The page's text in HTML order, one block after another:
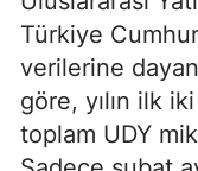
Türkiye
verilerine
göre, yılın ilk
toplam UDY